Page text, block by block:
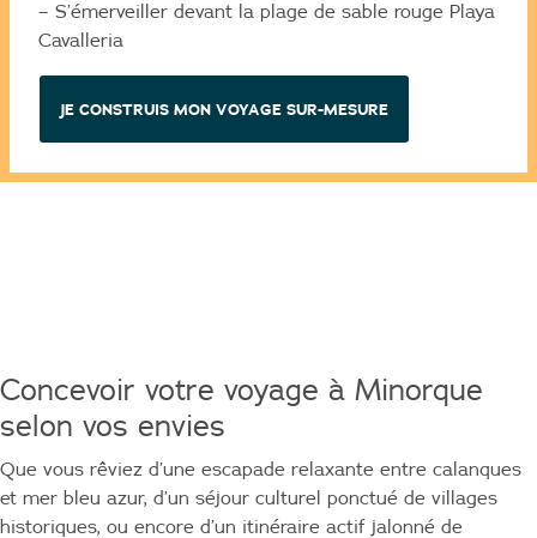
– S’émerveiller devant la plage de sable rouge Playa
Cavalleria
JE CONSTRUIS MON VOYAGE SUR-MESURE
Concevoir votre voyage à Minorque
selon vos envies
Que vous rêviez d’une escapade relaxante entre calanques
et mer bleu azur, d’un séjour culturel ponctué de villages
historiques, ou encore d’un itinéraire actif jalonné de